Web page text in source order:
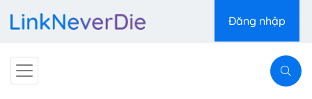
Đăng nhập